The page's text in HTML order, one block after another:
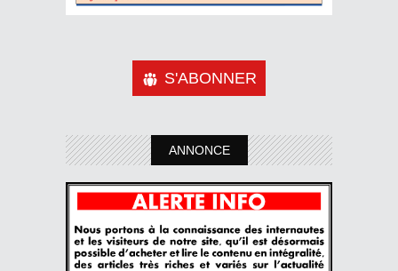
S'ABONNER
ANNONCE